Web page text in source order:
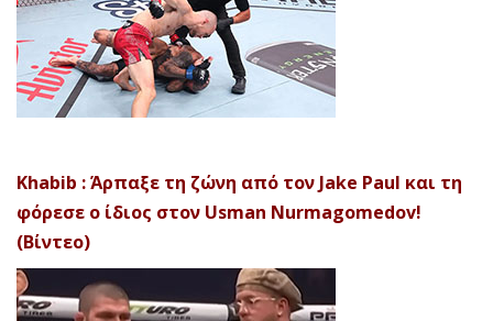
Khabib : Άρπαξε τη ζώνη από τον Jake Paul και τη
φόρεσε ο ίδιος στον Usman Nurmagomedov!
(Βίντεο)